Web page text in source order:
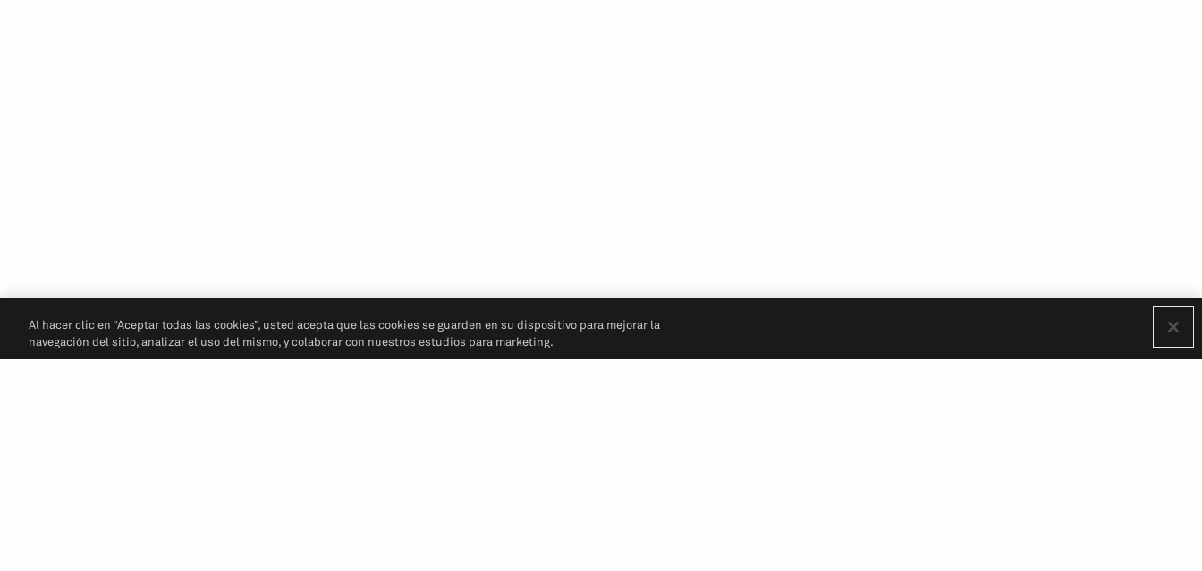
Al hacer clic en “Aceptar todas las cookies”, usted acepta que las cookies se guarden en su dispositivo para mejorar la
navegación del sitio, analizar el uso del mismo, y colaborar con nuestros estudios para marketing.